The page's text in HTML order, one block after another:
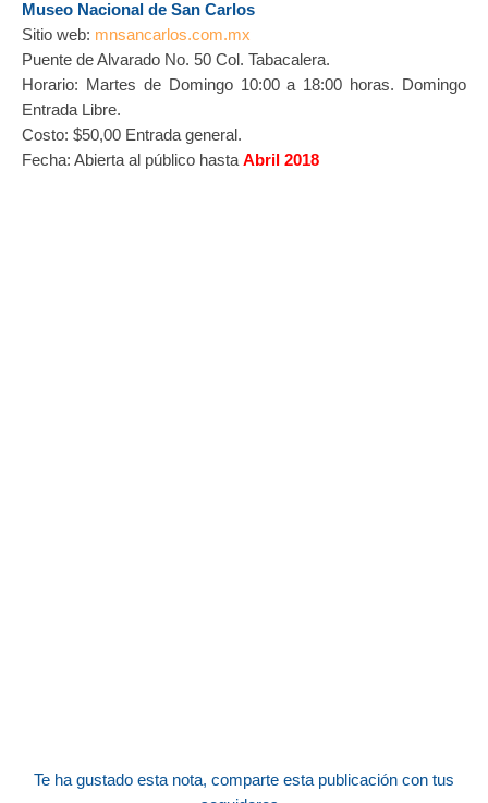
Museo Nacional de San Carlos
Sitio web: mnsancarlos.com.mx
Puente de Alvarado No. 50 Col. Tabacalera.
Horario: Martes de Domingo 10:00 a 18:00 horas. Domingo
Entrada Libre.
Costo: $50,00 Entrada general.
Fecha: Abierta al público hasta Abril 2018
Te ha gustado esta nota, comparte esta publicación con tus